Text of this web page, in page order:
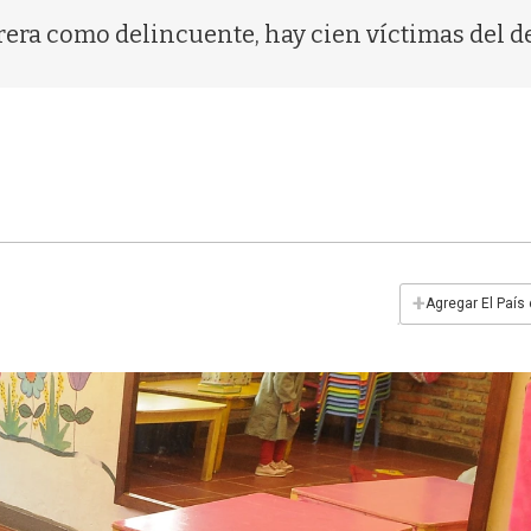
como delincuente, hay cien víctimas del
+Agregar El País